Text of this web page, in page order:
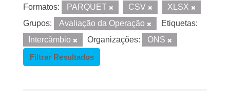
Formatos: PARQUET CSV
XLSX
Grupos:
Avaliação da Operação
Etiquetas:
Intercâmbio
Organizações:
ONS
Filtrar Resultados